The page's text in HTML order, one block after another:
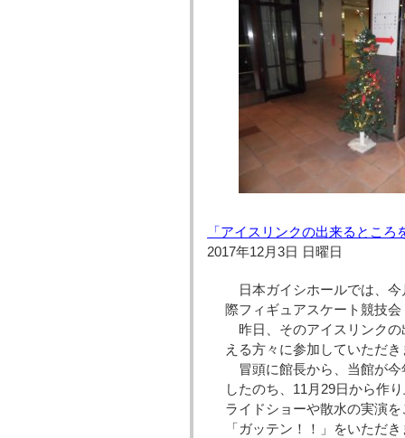
「アイスリンクの出来るとこ
2017年12月3日 日曜日
日本ガイシホールでは、
際フィギュアスケート競技
昨日、そのアイスリンクの
える方々に参加していただ
冒頭に館長から、当館が今
したのち、11月29日から作
ライドショーや散水の実演
「ガッテン！！」をいただ